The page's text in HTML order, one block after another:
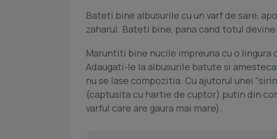
Bateti bine albusurile cu un varf de sare,
zaharul. Bateti bine, pana cand totul
Maruntiti bine nucile impreuna cu o lingura
Adaugati-le la albusurile batute si
nu se lase compozitia. Cu ajutorul unei
(captusita cu hartie de cuptor) putin din
varful care are gaura mai mare).